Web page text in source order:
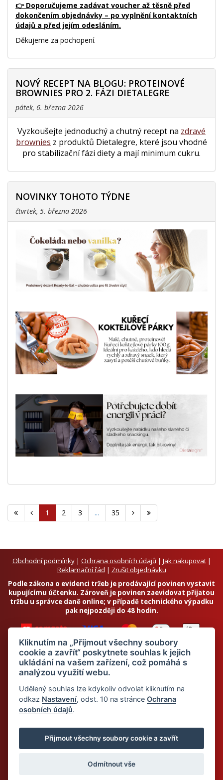
👉 Doporučujeme zadávat voucher až těsně před
dokončením objednávky – po vyplnění kontaktních
údajů a před jejím odesláním.
Děkujeme za pochopení.
NOVÝ RECEPT NA BLOGU: PROTEINOVÉ
BROWNIES PRO 2. FÁZI DIETALEGRE
pátek, 6. března 2026
Vyzkoušejte jednoduchý a chutný recept na zdravé
brownies z produktů Dietalegre, které jsou vhodné
pro stabilizační fázi diety a mají minimum cukru.
NOVINKY TOHOTO TÝDNE
čtvrtek, 5. března 2026
1 2 3 ... 35
Obchodní podmínky| Ochrana osobních údajů | Jak nakupovat|
Reklamační řád | Zrušit objednávku
Podle zákona o evidenci tržeb je prodávající povinen vystavit
kupujícímu účtenku. Zároveň je povinen zaevidovat přijatou
tržbu u správce daně online; v případě technického výpadku
pak nejpozději do 48 hodin.
Chci odebírat newsletter
© 2026 Dietalegre - bílkovinná dieta pro zdravé hubnutí
Kliknutím na „Přijmout všechny soubory
cookie a zavřít“ poskytnete souhlas k jejich
ukládání na vašem zařízení, což pomáhá s
analýzou využití webu.
Udělený souhlas lze kdykoliv odvolat kliknutím na
odkaz Nastavení, odst. 10 na stránceOchrana
osobních údajů.
Přijmout všechny soubory cookie a zavřít
Odmítnout vše